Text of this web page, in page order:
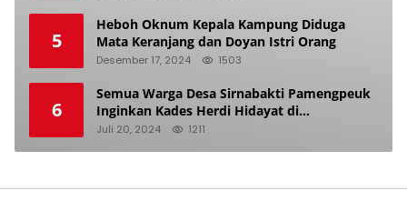
5
Heboh Oknum Kepala Kampung Diduga
Mata Keranjang dan Doyan Istri Orang
Desember 17, 2024 1503
6
Semua Warga Desa Sirnabakti Pamengpeuk
Inginkan Kades Herdi Hidayat di
Berhentikan Dari Jabatan nya
Juli 20, 2024 1211